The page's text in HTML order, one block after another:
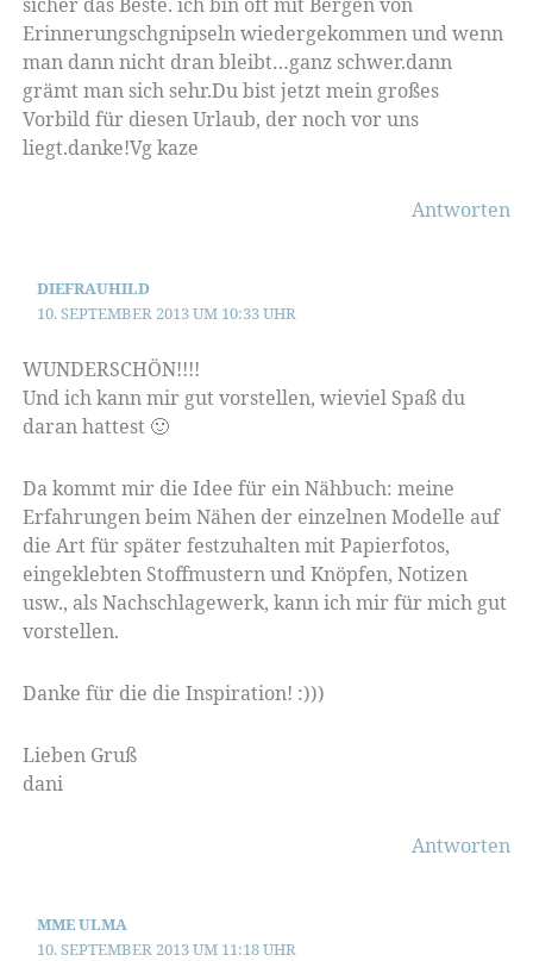
Erinnerungschgnipseln wiedergekommen und wenn
man dann nicht dran bleibt…ganz schwer.dann
grämt man sich sehr.Du bist jetzt mein großes
Vorbild für diesen Urlaub, der noch vor uns
liegt.danke!Vg kaze
Antworten
DIEFRAUHILD
10. SEPTEMBER 2013 UM 10:33 UHR
WUNDERSCHÖN!!!!
Und ich kann mir gut vorstellen, wieviel Spaß du
daran hattest 🙂
Da kommt mir die Idee für ein Nähbuch: meine
Erfahrungen beim Nähen der einzelnen Modelle auf
die Art für später festzuhalten mit Papierfotos,
eingeklebten Stoffmustern und Knöpfen, Notizen
usw., als Nachschlagewerk, kann ich mir für mich gut
vorstellen.
Danke für die die Inspiration! :)))
Lieben Gruß
dani
Antworten
MME ULMA
10. SEPTEMBER 2013 UM 11:18 UHR